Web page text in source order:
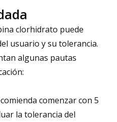
clorhidrato puede
usuario y su tolerancia.
algunas pautas
comenzar con 5
la tolerancia del